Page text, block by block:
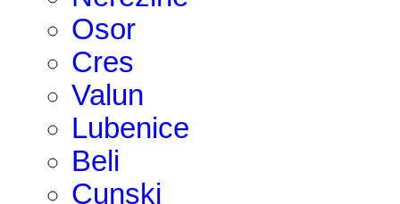
Osor
Cres
Valun
Lubenice
Beli
Cunski